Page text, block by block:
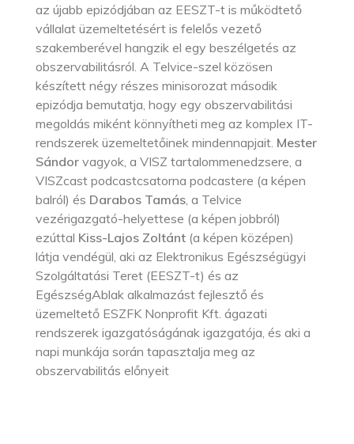
az újabb epizódjában az EESZT-t is működtető
vállalat üzemeltetésért is felelős vezető
szakemberével hangzik el egy beszélgetés az
obszervabilitásról. A Telvice-szel közösen
készített négy részes minisorozat második
epizódja bemutatja, hogy egy obszervabilitási
megoldás miként könnyítheti meg az komplex IT-
rendszerek üzemeltetőinek mindennapjait. Mester
Sándor vagyok, a VISZ tartalommenedzsere, a
VISZcast podcastcsatorna podcastere (a képen
balról) és Darabos Tamás, a Telvice
vezérigazgató-helyettese (a képen jobbról)
ezúttal Kiss-Lajos Zoltánt (a képen középen)
látja vendégül, aki az Elektronikus Egészségügyi
Szolgáltatási Teret (EESZT-t) és az
EgészségAblak alkalmazást fejlesztő és
üzemeltető ESZFK Nonprofit Kft. ágazati
rendszerek igazgatóságának igazgatója, és aki a
napi munkája során tapasztalja meg az
obszervabilitás előnyeit